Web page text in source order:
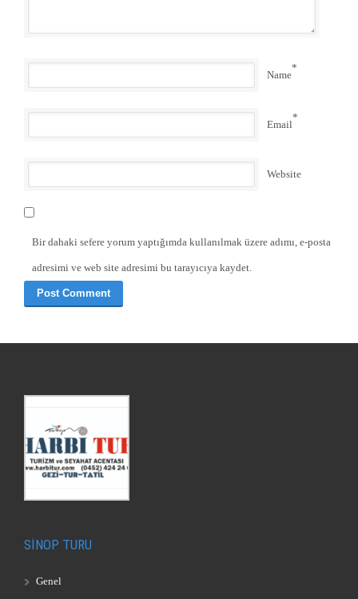
Name
*
Email
*
Website
Bir dahaki sefere yorum yaptığımda kullanılmak üzere adımı, e-posta
adresimi ve web site adresimi bu tarayıcıya kaydet.
SİNOP TURU
Genel